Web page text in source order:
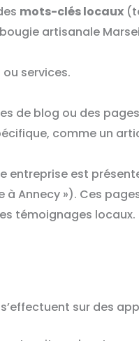
mots-clés locaux
artisanale
services.
de blog ou des
comme un
entreprise est
à Annecy »). Ces
témoignages locaux.
sur des